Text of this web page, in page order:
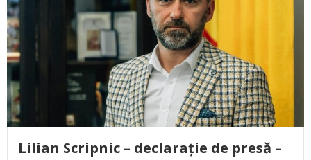
Lilian Scripnic – declarație de presă –